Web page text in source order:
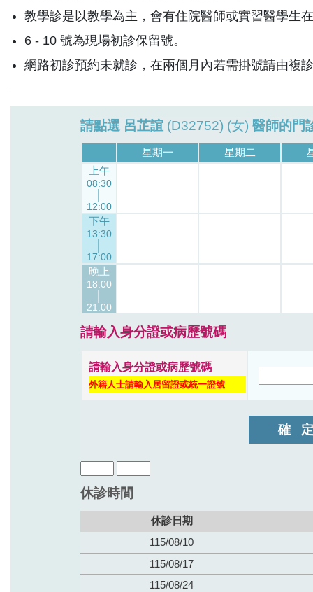
教學診是以教學為主，會有住院醫師或實習醫學生
6 - 10 號為現場初診保留號。
網路初診預約未就診，在兩個月內若需掛號請由複